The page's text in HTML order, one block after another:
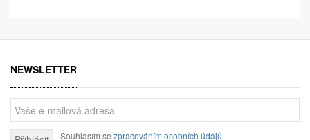
NEWSLETTER
Souhlasím se zpracováním osobních údajů